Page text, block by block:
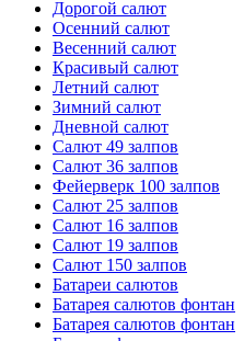
Дорогой салют
Осенний салют
Весенний салют
Красивый салют
Летний салют
Зимний салют
Дневной салют
Салют 49 залпов
Салют 36 залпов
Фейерверк 100 залпов
Салют 25 залпов
Салют 16 залпов
Салют 19 залпов
Салют 150 залпов
Батареи салютов
Батарея салютов фонтан
Батарея салютов фонтан